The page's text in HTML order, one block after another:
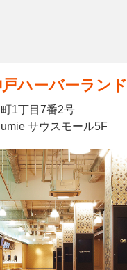
ハーバーランド
1丁目7番2号
サウスモール5F